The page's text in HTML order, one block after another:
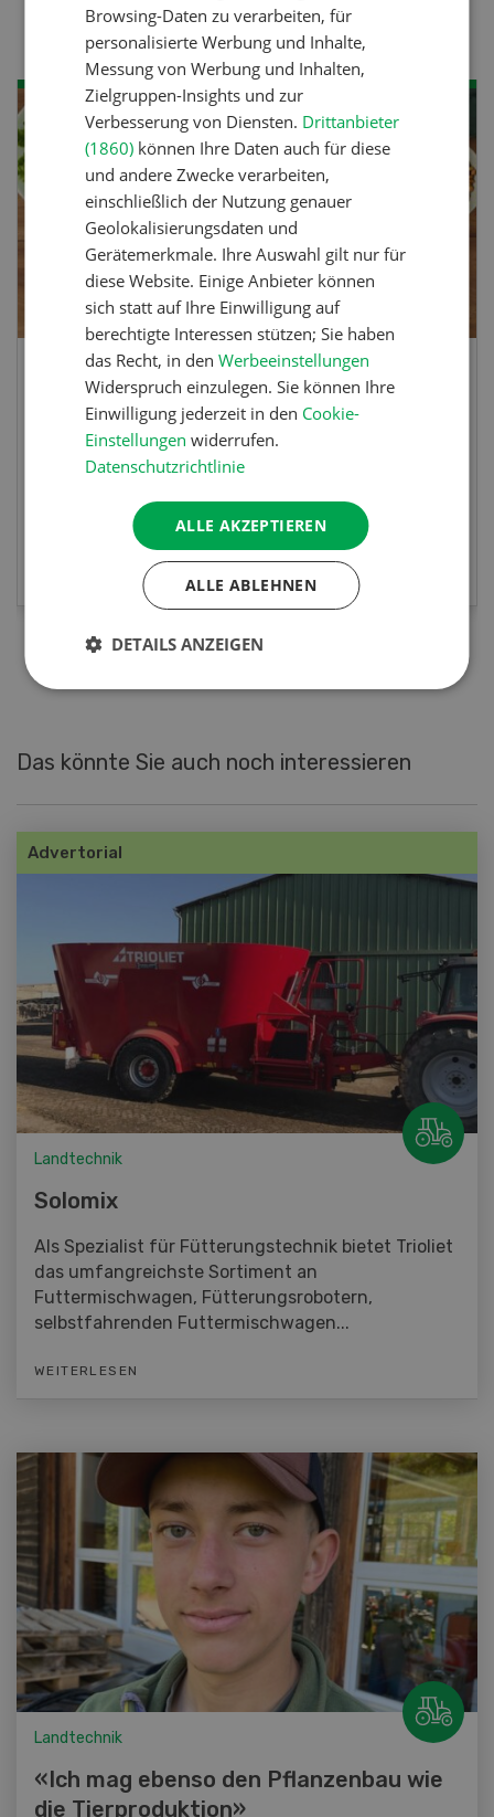
Lupinentätschli
Lupinentätschli mit Lauch, Randen und
Kräuter
MEHR ERFAHREN
Das könnte Sie auch noch interessieren
Advertorial
Landtechnik
Solomix
Als Spezialist für Fütterungstechnik bietet Trioliet
das umfangreichste Sortiment an
Futtermischwagen, Fütterungsrobotern,
selbstfahrenden Futtermischwagen...
WEITERLESEN
Landtechnik
«Ich mag ebenso den Pflanzenbau wie
die Tierproduktion»
Browsing-Daten zu verarbeiten, für
personalisierte Werbung und Inhalte,
Messung von Werbung und Inhalten,
Zielgruppen-Insights und zur
Verbesserung von Diensten. Drittanbieter
(1860) können Ihre Daten auch für diese
und andere Zwecke verarbeiten,
einschließlich der Nutzung genauer
Geolokalisierungsdaten und
Gerätemerkmale. Ihre Auswahl gilt nur für
diese Website. Einige Anbieter können
sich statt auf Ihre Einwilligung auf
berechtigte Interessen stützen; Sie haben
das Recht, in denWerbeeinstellungen
Widerspruch einzulegen. Sie können Ihre
Einwilligung jederzeit in den Cookie-
Einstellungen widerrufen.
Datenschutzrichtlinie
ALLE AKZEPTIEREN
ALLE ABLEHNEN
DETAILS ANZEIGEN